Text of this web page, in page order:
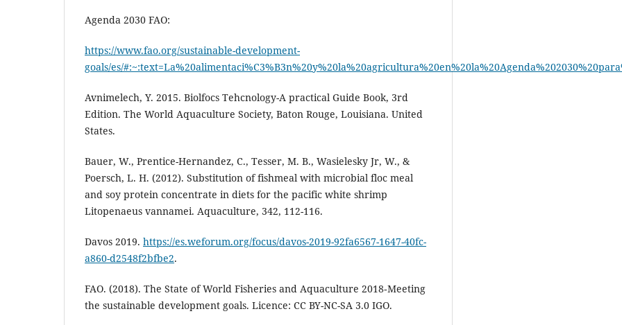
Agenda 2030 FAO:
https://www.fao.org/sustainable-development-
goals/es/
Avnimelech, Y. 2015. Biolfocs Tehcnology-A practical Guide Book, 3rd
Edition. The World Aquaculture Society, Baton Rouge, Louisiana. United
States.
Bauer, W., Prentice-Hernandez, C., Tesser, M. B., Wasielesky Jr, W., &
Poersch, L. H. (2012). Substitution of fishmeal with microbial floc meal
and soy protein concentrate in diets for the pacific white shrimp
Litopenaeus vannamei. Aquaculture, 342, 112-116.
Davos 2019. https://es.weforum.org/focus/davos-2019-92fa6567-1647-40fc-
a860-d2548f2bfbe2.
FAO. (2018). The State of World Fisheries and Aquaculture 2018‐Meeting
the sustainable development goals. Licence: CC BY-NC-SA 3.0 IGO.